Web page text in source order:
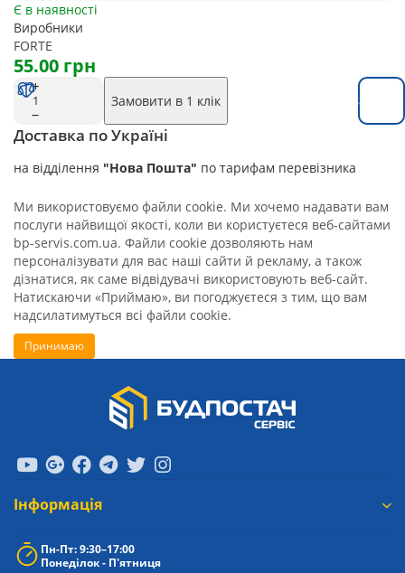
Є в наявності
Виробники
FORTE
55.00 грн
Замовити в 1 клік
Доставка по Україні
на відділення "Нова Пошта" по тарифам перевізника
Ми використовуємо файли cookie. Ми хочемо надавати вам
послуги найвищої якості, коли ви користуєтеся веб-сайтами
bp-servis.com.ua. Файли cookie дозволяють нам
персоналізувати для вас наші сайти й рекламу, а також
дізнатися, як саме відвідувачі використовують веб-сайт.
Натискаючи «Приймаю», ви погоджуєтеся з тим, що вам
надсилатимуться всі файли cookie.
Принимаю
Iнформація
Пн-Пт: 9:30–17:00
Понеділок - П'ятниця